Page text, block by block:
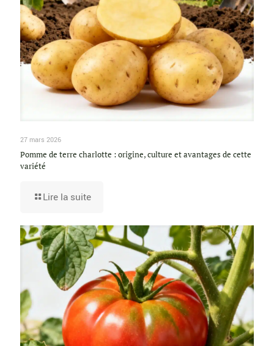
27 mars 2026
Pomme de terre charlotte : origine, culture et avantages de cette
variété
Lire la suite